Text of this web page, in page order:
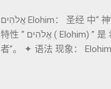
1:9（“主带着千万圣者降临
他路斯 （Tartarus）”指天
列国 ”（太24–25；启1、
分区、册卷与火刑等图像
אֱלֹהִים Elohim： 圣经 中“ 神” 的 多重 面貌 —— 语 义、 语法、 神学 与 新 旧约 对照 分析 一、 Elohim 的 基本 含义 与 语法
特性 “ אֱלֹהִים ( Elohim) ” 是 希伯来 圣经 中 最 常用 来 指“ 神” 的 词汇， 其词 根 是 אֵל ( El) ， 意思 为“ 能力 者” 或“ 有权 柄
者”。 ✦ 语法 现象：
义 和 神学 定位 。 二、